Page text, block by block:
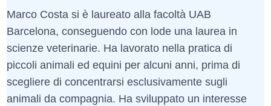
Marco Costa si è laureato alla facoltà UAB
Barcelona, conseguendo con lode una laurea in
scienze veterinarie. Ha lavorato nella pratica di
piccoli animali ed equini per alcuni anni, prima di
scegliere di concentrarsi esclusivamente sugli
animali da compagnia. Ha sviluppato un interesse